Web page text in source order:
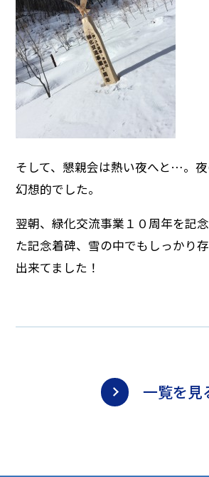
そして、懇親会は熱い夜へと…。
幻想的でした。
翌朝、緑化交流事業１０周年を記
た記念着碑、雪の中でもしっかり
出来てました！
一覧を見